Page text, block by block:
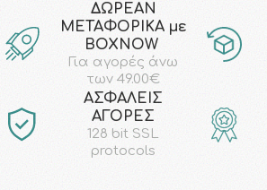
ΔΩΡΕΑΝ
ΜΕΤΑΦΟΡΙΚΑ με
ΒΟΧΝΟW
Για αγορές άνω
των 49.00€
AΣΦΑΛΕΙΣ
ΑΓΟΡΕΣ
128 bit SSL
protocols